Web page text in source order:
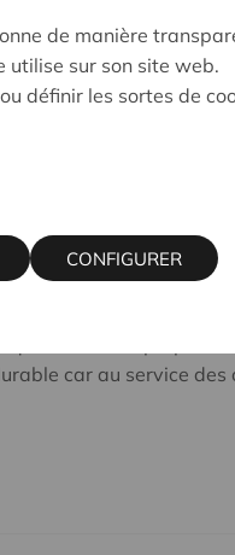
est confiante sur
en 2011, lancée
plus de 40.000
trois mois ! –, NewB n’a,
disque ». Au contraire :
projet depuis deux ans,
d’agrément
nationale de
qui dessine à travers sa
risque, ses fonds
car au service
de manière
utilise sur son site web.
définir les sortes de
CONFIGURER